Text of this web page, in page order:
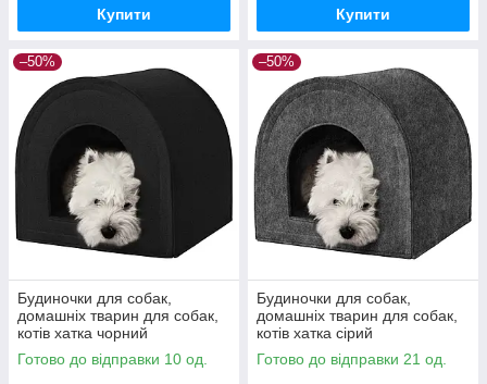
Купити Купити
–50%
Будиночки для собак,
домашніх тварин для собак,
котів хатка чорний
Готово до відправки 10 од.
–50%
Будиночки для собак,
домашніх тварин для собак,
котів хатка сірий
Готово до відправки 21 од.